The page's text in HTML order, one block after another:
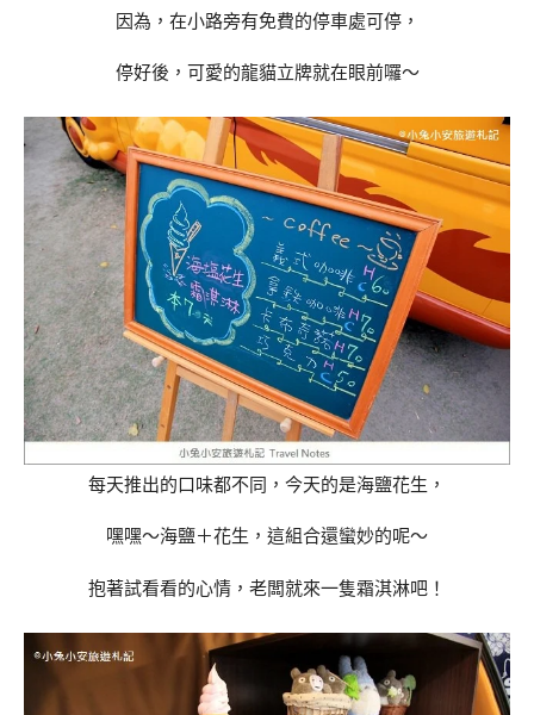
因為，在小路旁有免費的停車處可停，
停好後，可愛的龍貓立牌就在眼前囉～
每天推出的口味都不同，今天的是海鹽花生，
嘿嘿～海鹽＋花生，這組合還蠻妙的呢～
抱著試看看的心情，老闆就來一隻霜淇淋吧！